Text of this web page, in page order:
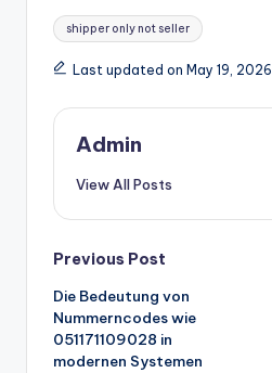
Tags:
shipper only not seller
Last updated on May 19, 2026
Admin
View All Posts
Post
navigation
Previous Post
Die Bedeutung von
Nummerncodes wie
051171109028 in
modernen Systemen